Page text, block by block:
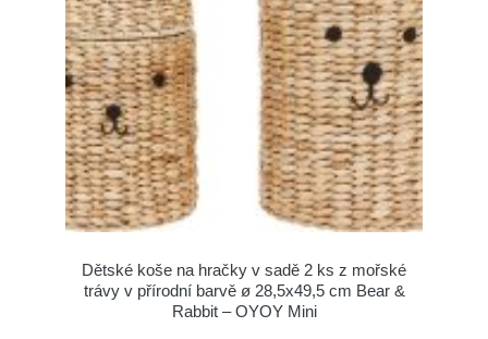
Dětské koše na hračky v sadě 2 ks z mořské
trávy v přírodní barvě ø 28,5x49,5 cm Bear &
Rabbit – OYOY Mini